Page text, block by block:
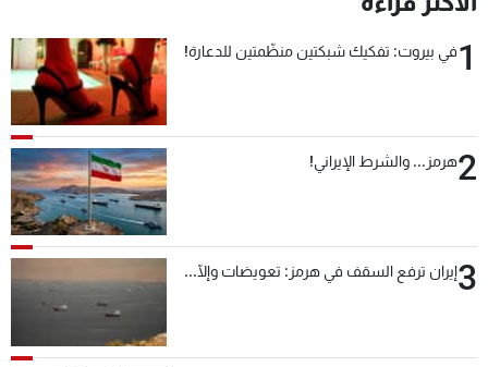
1في بيروت: تفكيك شبكتين منظّمتين للدعارة!
2هرمز... والشرط الإيراني!
3إيران ترفع السقف في هرمز: تعويضات وإلّا...
عن MTV
شروط الإسـتخدام
سياسة الخصوصية